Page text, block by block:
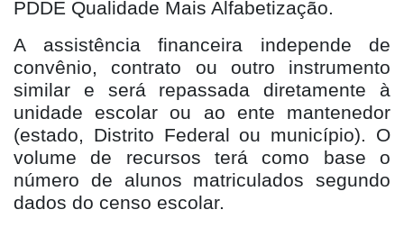
PDDE Qualidade Mais Alfabetização.
A assistência financeira independe de
convênio, contrato ou outro instrumento
similar e será repassada diretamente à
unidade escolar ou ao ente mantenedor
(estado, Distrito Federal ou município). O
volume de recursos terá como base o
número de alunos matriculados segundo
dados do censo escolar.